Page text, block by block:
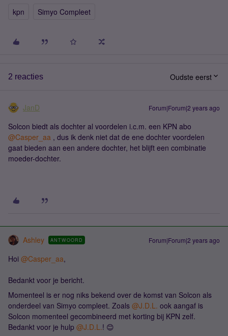
kpn Simyo Compleet
2 reacties Oudste eerst
JanD Forum|Forum|2 years ago
Solcon biedt als dochter al voordelen i.c.m. een KPN abo
@Casper_aa , dus ik denk niet dat de ene dochter voordelen
gaat bieden aan een andere dochter, het blijft een combinatie
moeder-dochter.
Ashley ANTWOORD Forum|Forum|2 years ago
Hoi @Casper_aa,
Bedankt voor je bericht.
Momenteel is er nog niks bekend over de komst van Solcon als
onderdeel van Simyo compleet. Zoals @J.D.L. ook aangaf is
Solcon momenteel gecombineerd met korting bij KPN zelf.
Bedankt voor je hulp @J.D.L.! 😊